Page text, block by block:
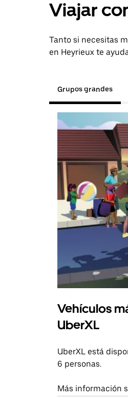
Viajar
Tanto si necesitas
en Heyrieux te
Grupos grandes
Vehículos
UberXL
UberXL está
6 personas.
Más información